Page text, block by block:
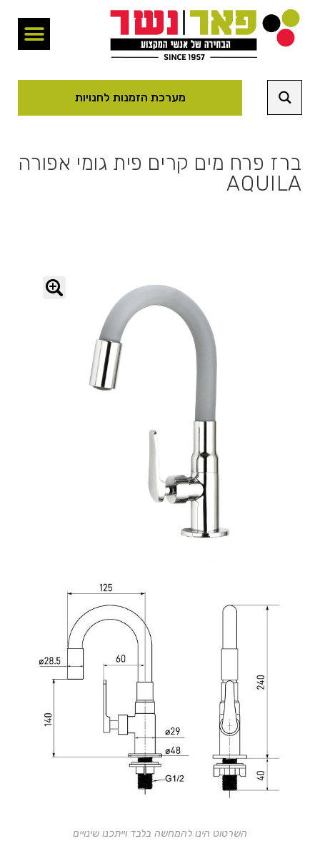
מערכת הזמנות לחנויות
ברז פרח מים קרים פית גומי אפורה
AQUILA
השרטוט הינו להמחשה בלבד וייתכנו שינויים